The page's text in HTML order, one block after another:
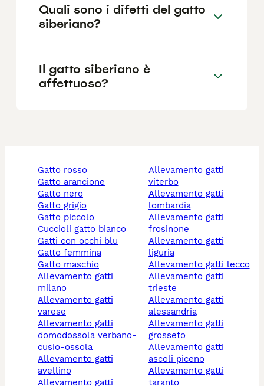
Quali sono i difetti del gatto
siberiano?
Il gatto siberiano è
affettuoso?
gatto rosso
gatto arancione
gatto nero
gatto grigio
gatto piccolo
cuccioli gatto bianco
gatti con occhi blu
gatto femmina
gatto maschio
allevamento gatti
milano
allevamento gatti
varese
allevamento gatti
domodossola verbano-
cusio-ossola
allevamento gatti
avellino
allevamento gatti
allevamento gatti
viterbo
allevamento gatti
lombardia
allevamento gatti
frosinone
allevamento gatti
liguria
allevamento gatti lecco
allevamento gatti
trieste
allevamento gatti
alessandria
allevamento gatti
grosseto
allevamento gatti
ascoli piceno
allevamento gatti
taranto